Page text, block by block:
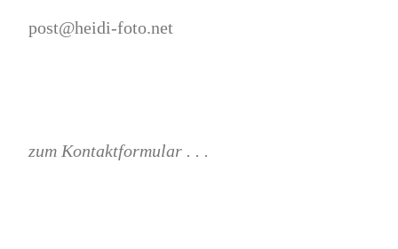
post@heidi-foto.net
zum Kontaktformular . . .